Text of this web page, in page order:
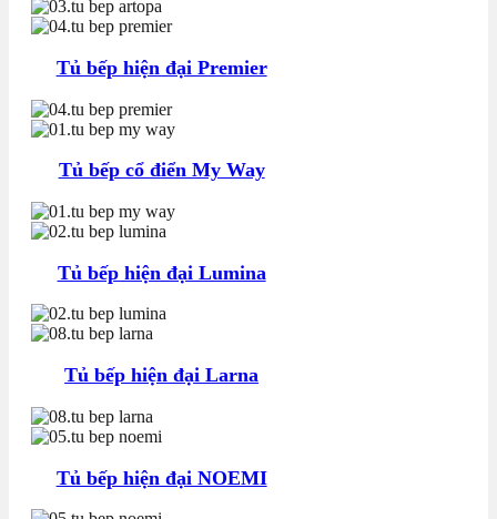
Tủ bếp hiện đại Premier
Tủ bếp cổ điển My Way
Tủ bếp hiện đại Lumina
Tủ bếp hiện đại Larna
Tủ bếp hiện đại NOEMI